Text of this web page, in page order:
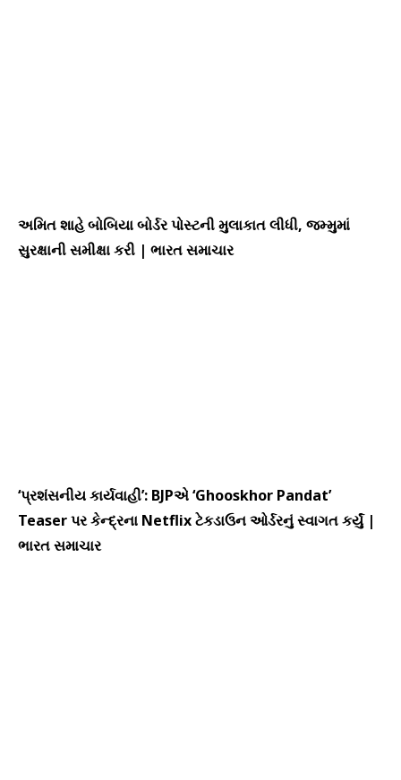
અમિત શાહે બોબિયા બોર્ડર પોસ્ટની મુલાકાત લીધી, જમ્મુમાં
સુરક્ષાની સમીક્ષા કરી | ભારત સમાચાર
‘પ્રશંસનીય કાર્યવાહી’: BJPએ ‘Ghooskhor Pandat’
Teaser પર કેન્દ્રના Netflix ટેકડાઉન ઓર્ડરનું સ્વાગત કર્યું |
ભારત સમાચાર